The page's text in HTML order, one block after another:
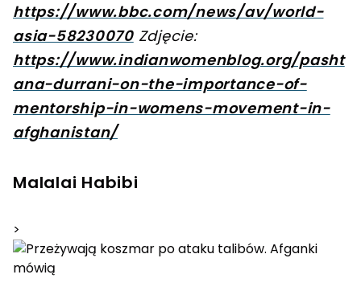
https://www.bbc.com/news/av/world-
asia-58230070Zdjęcie:
https://www.indianwomenblog.org/pasht
ana-durrani-on-the-importance-of-
mentorship-in-womens-movement-in-
afghanistan/
Malalai Habibi
>